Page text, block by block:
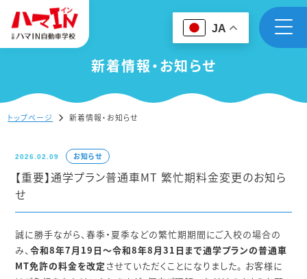
新着情報・お知らせ
トップページ 新着情報・お知らせ
2026.02.09 お知らせ
【重要】通学プラン普通車MT 繁忙期料金変更のお知ら
せ
誠に勝手ながら、春季・夏季などの繁忙期期間にご入校の場合の
み、令和8年7月19日～令和8年8月31日まで通学プランの普通車
MT免許の料金を改定 させていただくことになりました。 お客様に
JA